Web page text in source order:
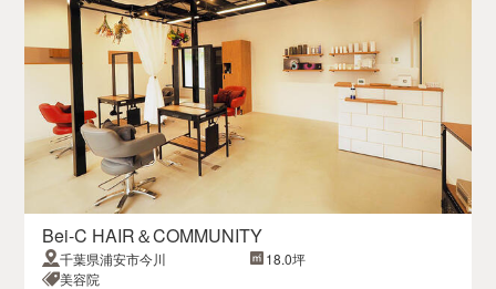
Bei-C HAIR＆COMMUNITY
千葉県浦安市今川
18.0坪
美容院